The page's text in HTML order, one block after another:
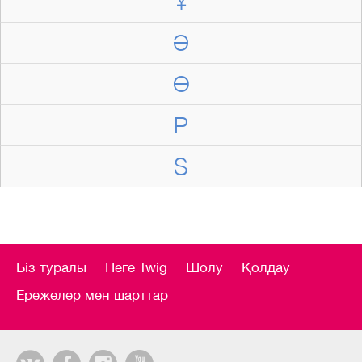
Ә
Ө
P
S
Біз туралы Неге Twig Шолу
Қолдау
Ережелер мен шарттар